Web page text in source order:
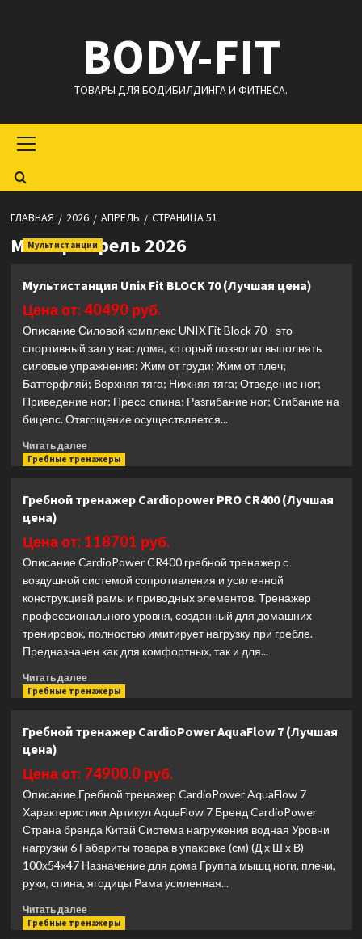
BODY-FIT
ТОВАРЫ ДЛЯ БОДИБИЛДИНГА И ФИТНЕСА.
меню
ГЛАВНАЯ 2026 АПРЕЛЬ СТРАНИЦА 51
Месяц:Апрель 2026
Мультистанции
Мультистанция Unix Fit BLOCK 70 (Лучшая цена)
Цена от: 40490 руб.
Описание Силовой комплекс UNIX Fit Block 70 - это
спортивный зал у вас дома, который позволит выполнять
силовые упражнения: Жим от груди; Жим от плеч;
Баттерфляй; Верхняя тяга; Нижняя тяга; Отведение ног;
Приведение ног; Пресс-спина; Разгибание ног; Сгибание на
бицепс. Отягощение осуществляется...
Читать далееПрочитать
больше
Unix
BLOCK
70
(Лучшая
цена)
Гребные тренажеры
Гребной тренажер Cardiopower PRO CR400 (Лучшая
цена)
Цена от: 118701 руб.
Описание CardioPower CR400 гребной тренажер с
воздушной системой сопротивления и усиленной
конструкцией рамы и приводных элементов. Тренажер
профессионального уровня, созданный для домашних
тренировок, полностью имитирует нагрузку при гребле.
Предназначен как для комфортных, так и для...
Читать далееПрочитать
больше
тренажер
PRO
CR400
(Лучшая
цена)
Гребные тренажеры
Гребной тренажер CardioPower AquaFlow 7 (Лучшая
цена)
Цена от: 74900.0 руб.
Описание Гребной тренажер CardioPower AquaFlow 7
Характеристики Артикул AquaFlow 7 Бренд CardioPower
Страна бренда Китай Система нагружения водная Уровни
нагрузки 6 Габариты товара в упаковке (см) (Д х Ш х В)
100х54х47 Назначение для дома Группа мышц ноги, плечи,
руки, спина, ягодицы Рама усиленная...
Читать далееПрочитать
больше
Гребные тренажеры